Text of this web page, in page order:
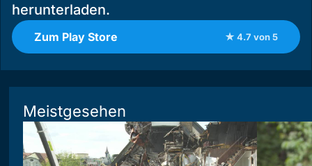
herunterladen.
Zum Play Store ★ 4.7 von 5
Meistgesehen